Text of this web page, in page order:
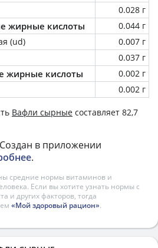
0.028 г
жирные кислоты
0.044 г
(ud)
0.007 г
0.037 г
жирные кислоты
0.002 г
0.002 г
Вафли сырные составляет 82,7
в приложении
.
средние нормы витаминов и
Если вы хотите узнать нормы с
и других факторов, тогда
«Мой здоровый рацион».